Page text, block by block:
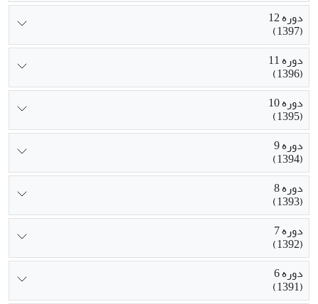
دوره 12
(1397)
دوره 11
(1396)
دوره 10
(1395)
دوره 9
(1394)
دوره 8
(1393)
دوره 7
(1392)
دوره 6
(1391)